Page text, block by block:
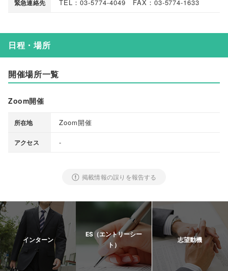
緊急連絡先 TEL：03-5774-4049 FAX：03-5774-1633
日程・場所
開催場所一覧
Zoom開催
所在地 Zoom開催
アクセス -
掲載情報の誤りを報告する
インターン
ES（エントリーシー
ト）
志望動機